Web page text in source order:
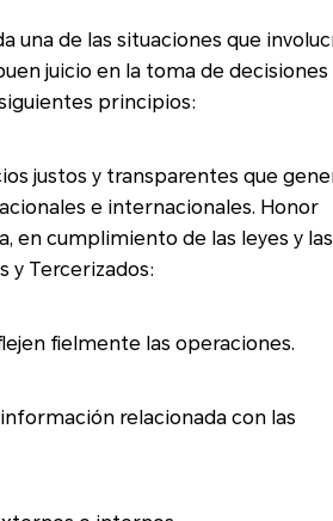
que involucren
la toma de decisiones de
principios:
que generen
Honor
en cumplimiento de las leyes y las
y Tercerizados:
fielmente las operaciones.
relacionada con las